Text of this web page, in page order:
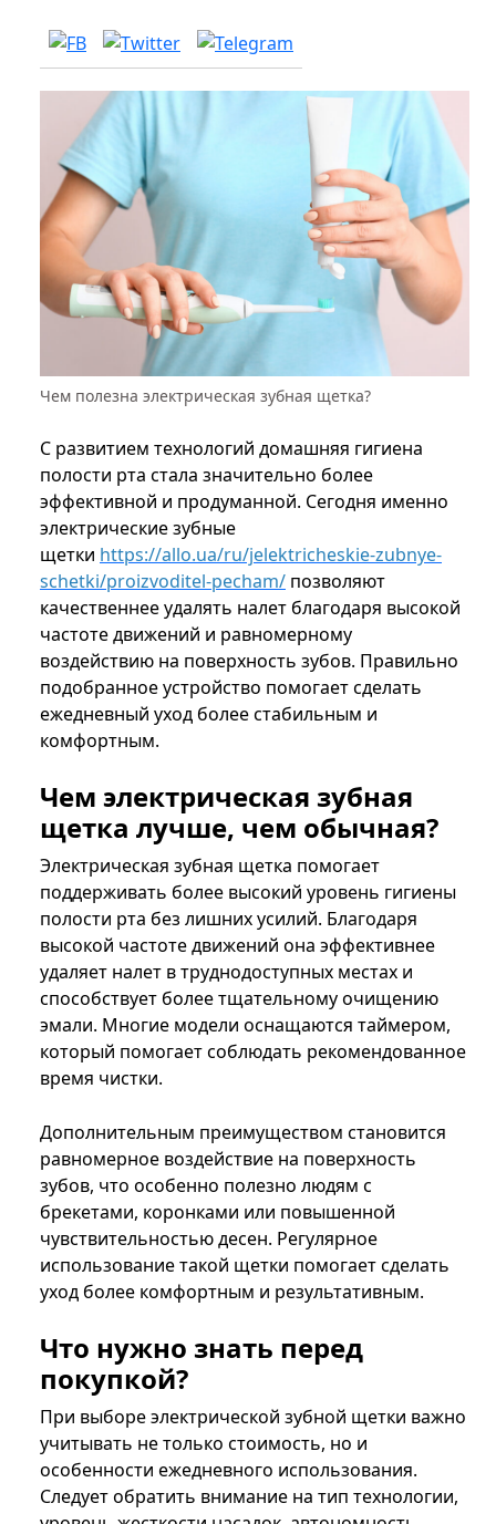
Чем полезна электрическая зубная щетка?
С развитием технологий домашняя гигиена
полости рта стала значительно более
эффективной и продуманной. Сегодня именно
электрические зубные
щетки https://allo.ua/ru/jelektricheskie-zubnye-
schetki/proizvoditel-pecham/ позволяют
качественнее удалять налет благодаря высокой
частоте движений и равномерному
воздействию на поверхность зубов. Правильно
подобранное устройство помогает сделать
ежедневный уход более стабильным и
комфортным.
Чем электрическая зубная
щетка лучше, чем обычная?
Электрическая зубная щетка помогает
поддерживать более высокий уровень гигиены
полости рта без лишних усилий. Благодаря
высокой частоте движений она эффективнее
удаляет налет в труднодоступных местах и
способствует более тщательному очищению
эмали. Многие модели оснащаются таймером,
который помогает соблюдать рекомендованное
время чистки.
Дополнительным преимуществом становится
равномерное воздействие на поверхность
зубов, что особенно полезно людям с
брекетами, коронками или повышенной
чувствительностью десен. Регулярное
использование такой щетки помогает сделать
уход более комфортным и результативным.
Что нужно знать перед
покупкой?
При выборе электрической зубной щетки важно
учитывать не только стоимость, но и
особенности ежедневного использования.
Следует обратить внимание на тип технологии,